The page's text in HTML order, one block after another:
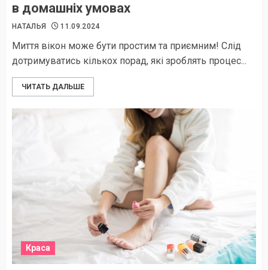
в домашніх умовах
НАТАЛЬЯ 11.09.2024
Миття вікон може бути простим та приємним! Слід
дотримуватись кількох порад, які зроблять процес...
ЧИТАТЬ ДАЛЬШЕ
Краса